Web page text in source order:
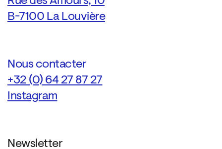
B-7100 La Louvière
Nous contacter
+32 (0) 64 27 87 27
Instagram
Newsletter